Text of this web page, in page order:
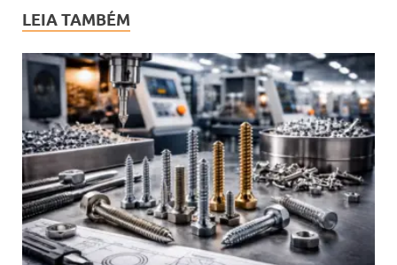
LEIA TAMBÉM